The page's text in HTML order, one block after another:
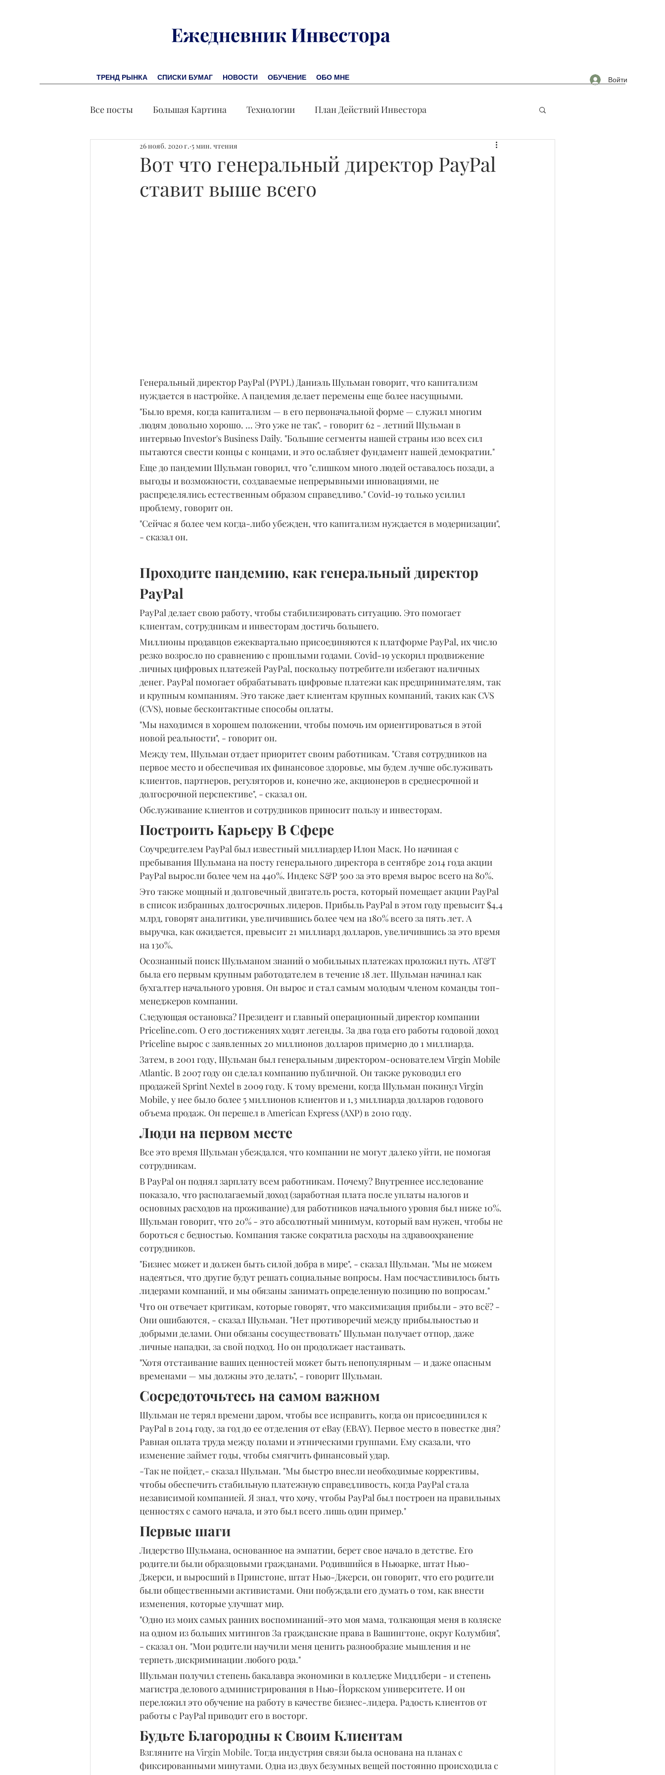
Ежедневник Инвестора
ТРЕНД РЫНКА СПИСКИ БУМАГ НОВОСТИ ОБУЧЕНИЕ ОБО МНЕ Войти
Все посты Большая Картина Технологии План Действий Инвестора
Заметки финсоветника Обучение Промышленность
Лидеры И Успех Экономика Акция дня
Вот что генеральный директор PayPal
ставит выше всего
26 нояб. 2020 г. 5 мин. чтения
Генеральный директор PayPal (PYPL) Даниэль Шульман говорит, что капитализм
нуждается в настройке. А пандемия делает перемены еще более насущными.
"Было время, когда капитализм — в его первоначальной форме — служил многим
людям довольно хорошо. ... Это уже не так", - говорит 62 - летний Шульман в
интервью Investor's Business Daily. "Большие сегменты нашей страны изо всех сил
пытаются свести концы с концами, и это ослабляет фундамент нашей демократии."
Еще до пандемии Шульман говорил, что "слишком много людей оставалось позади, а
выгоды и возможности, создаваемые непрерывными инновациями, не
распределялись естественным образом справедливо." Covid-19 только усилил
проблему, говорит он.
"Сейчас я более чем когда-либо убежден, что капитализм нуждается в модернизации",
- сказал он.
Проходите пандемию, как генеральный директор
PayPal
PayPal делает свою работу, чтобы стабилизировать ситуацию. Это помогает
клиентам, сотрудникам и инвесторам достичь большего.
Миллионы продавцов ежеквартально присоединяются к платформе PayPal, их число
резко возросло по сравнению с прошлыми годами. Covid-19 ускорил продвижение
личных цифровых платежей PayPal, поскольку потребители избегают наличных
денег. PayPal помогает обрабатывать цифровые платежи как предпринимателям, так
и крупным компаниям. Это также дает клиентам крупных компаний, таких как CVS
(CVS), новые бесконтактные способы оплаты.
"Мы находимся в хорошем положении, чтобы помочь им ориентироваться в этой
новой реальности", - говорит он.
Между тем, Шульман отдает приоритет своим работникам. "Ставя сотрудников на
первое место и обеспечивая их финансовое здоровье, мы будем лучше обслуживать
клиентов, партнеров, регуляторов и, конечно же, акционеров в среднесрочной и
долгосрочной перспективе", - сказал он.
Обслуживание клиентов и сотрудников приносит пользу и инвесторам.
Построить Карьеру В Сфере
Соучредителем PayPal был известный миллиардер Илон Маск. Но начиная с
пребывания Шульмана на посту генерального директора в сентябре 2014 года акции
PayPal выросли более чем на 440%. Индекс S&P 500 за это время вырос всего на 80%.
Это также мощный и долговечный двигатель роста, который помещает акции PayPal
в список избранных долгосрочных лидеров. Прибыль PayPal в этом году превысит $4,4
млрд, говорят аналитики, увеличившись более чем на 180% всего за пять лет. А
выручка, как ожидается, превысит 21 миллиард долларов, увеличившись за это время
на 130%.
Осознанный поиск Шульманом знаний о мобильных платежах проложил путь. AT&T
была его первым крупным работодателем в течение 18 лет. Шульман начинал как
бухгалтер начального уровня. Он вырос и стал самым молодым членом команды топ-
менеджеров компании.
Следующая остановка? Президент и главный операционный директор компании
Priceline.com. О его достижениях ходят легенды. За два года его работы годовой доход
Priceline вырос с заявленных 20 миллионов долларов примерно до 1 миллиарда.
Затем, в 2001 году, Шульман был генеральным директором-основателем Virgin Mobile
Atlantic. В 2007 году он сделал компанию публичной. Он также руководил его
продажей Sprint Nextel в 2009 году. К тому времени, когда Шульман покинул Virgin
Mobile, у нее было более 5 миллионов клиентов и 1,3 миллиарда долларов годового
объема продаж. Он перешел в American Express (AXP) в 2010 году.
Люди на первом месте
Все это время Шульман убеждался, что компании не могут далеко уйти, не помогая
сотрудникам.
В PayPal он поднял зарплату всем работникам. Почему? Внутреннее исследование
показало, что располагаемый доход (заработная плата после уплаты налогов и
основных расходов на проживание) для работников начального уровня был ниже 10%.
Шульман говорит, что 20% - это абсолютный минимум, который вам нужен, чтобы не
бороться с бедностью. Компания также сократила расходы на здравоохранение
сотрудников.
"Бизнес может и должен быть силой добра в мире", - сказал Шульман. "Мы не можем
надеяться, что другие будут решать социальные вопросы. Нам посчастливилось быть
лидерами компаний, и мы обязаны занимать определенную позицию по вопросам."
Что он отвечает критикам, которые говорят, что максимизация прибыли - это всё? -
Они ошибаются, - сказал Шульман. "Нет противоречий между прибыльностью и
добрыми делами. Они обязаны сосуществовать" Шульман получает отпор, даже
личные нападки, за свой подход. Но он продолжает настаивать.
"Хотя отстаивание ваших ценностей может быть непопулярным — и даже опасным
временами — мы должны это делать", - говорит Шульман.
Сосредоточьтесь на самом важном
Шульман не терял времени даром, чтобы все исправить, когда он присоединился к
PayPal в 2014 году, за год до ее отделения от eBay (EBAY). Первое место в повестке дня?
Равная оплата труда между полами и этническими группами. Ему сказали, что
изменение займет годы, чтобы смягчить финансовый удар.
-Так не пойдет,- сказал Шульман. "Мы быстро внесли необходимые коррективы,
чтобы обеспечить стабильную платежную справедливость, когда PayPal стала
независимой компанией. Я знал, что хочу, чтобы PayPal был построен на правильных
ценностях с самого начала, и это был всего лишь один пример."
Первые шаги
Лидерство Шульмана, основанное на эмпатии, берет свое начало в детстве. Его
родители были образцовыми гражданами. Родившийся в Ньюарке, штат Нью-
Джерси, и выросший в Принстоне, штат Нью-Джерси, он говорит, что его родители
были общественными активистами. Они побуждали его думать о том, как внести
изменения, которые улучшат мир.
"Одно из моих самых ранних воспоминаний-это моя мама, толкающая меня в коляске
на одном из больших митингов За гражданские права в Вашингтоне, округ Колумбия",
- сказал он. "Мои родители научили меня ценить разнообразие мышления и не
терпеть дискриминации любого рода."
Шульман получил степень бакалавра экономики в колледже Миддлбери - и степень
магистра делового администрирования в Нью-Йоркском университете. И он
переложил это обучение на работу в качестве бизнес-лидера. Радость клиентов от
работы с PayPal приводит его в восторг.
Будьте Благородны к Своим Клиентам
Взгляните на Virgin Mobile. Тогда индустрия связи была основана на планах с
фиксированными минутами. Одна из двух безумных вещей постоянно происходила с